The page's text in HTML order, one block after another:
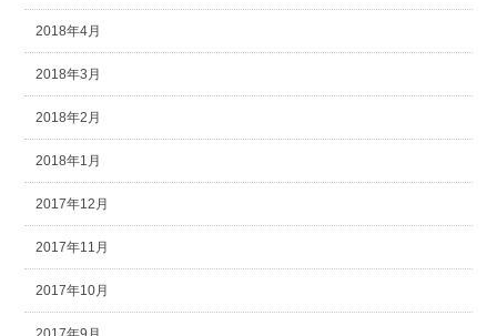
2018年4月
2018年3月
2018年2月
2018年1月
2017年12月
2017年11月
2017年10月